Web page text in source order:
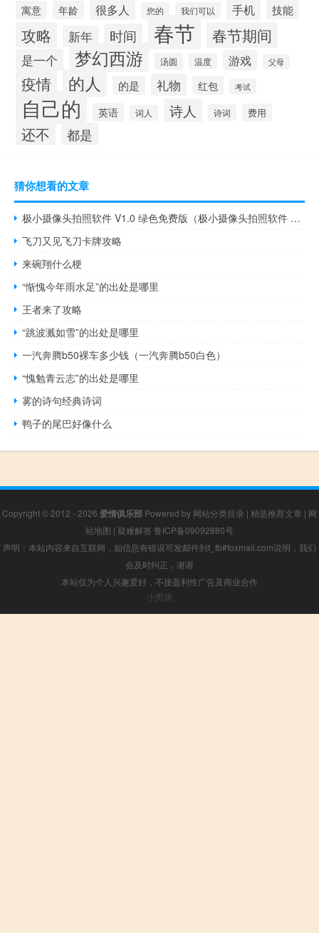
寓意 年龄 很多人 您的 我们可以 手机 技能
攻略 新年 时间 春节 春节期间
是一个 梦幻西游 汤圆 温度 游戏 父母
疫情 的人 的是 礼物 红包 考试
自己的 英语 词人 诗人 诗词 费用
还不 都是
猜你想看的文章
极小摄像头拍照软件 V1.0 绿色免费版（极小摄像头拍照软件 V1.0 绿色免费版功能简介）
飞刀又见飞刀卡牌攻略
来碗翔什么梗
“惭愧今年雨水足”的出处是哪里
王者来了攻略
“跳波溅如雪”的出处是哪里
一汽奔腾b50裸车多少钱（一汽奔腾b50白色）
“愧勉青云志”的出处是哪里
雾的诗句经典诗词
鸭子的尾巴好像什么
Copyright © 2012 - 2026 爱情俱乐部 Powered by 网站分类目录 | 精选推荐文章 | 网
站地图 | 疑难解答 鲁ICP备09092880号
声明：本站内容来自互联网，如信息有错误可发邮件到f_fb#foxmail.com说明，我们
会及时纠正，谢谢
本站仅为个人兴趣爱好，不接盈利性广告及商业合作
小男孩